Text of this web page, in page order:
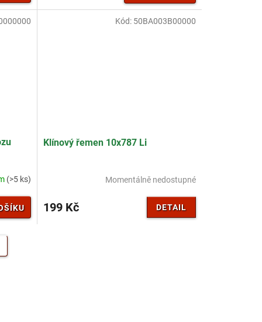
(>5 ks)
Klínový řemen 10x787 Li
Momentálně nedostupné
199 Kč DETAIL
Kód: 50BA003B00000